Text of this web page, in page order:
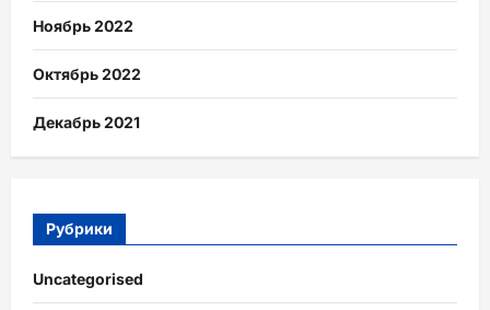
Ноябрь 2022
Октябрь 2022
Декабрь 2021
Рубрики
Uncategorised